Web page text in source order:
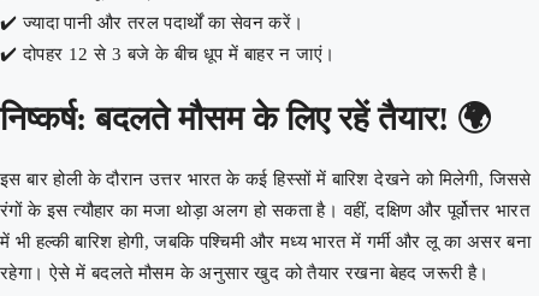
✔️ ज्यादा पानी और तरल पदार्थों का सेवन करें।
✔️ दोपहर 12 से 3 बजे के बीच धूप में बाहर न जाएं।
निष्कर्ष: बदलते मौसम के लिए रहें तैयार! 🌍
इस बार होली के दौरान उत्तर भारत के कई हिस्सों में बारिश देखने को मिलेगी, जिससे
रंगों के इस त्यौहार का मजा थोड़ा अलग हो सकता है। वहीं, दक्षिण और पूर्वोत्तर भारत
में भी हल्की बारिश होगी, जबकि पश्चिमी और मध्य भारत में गर्मी और लू का असर बना
रहेगा। ऐसे में बदलते मौसम के अनुसार खुद को तैयार रखना बेहद जरूरी है।